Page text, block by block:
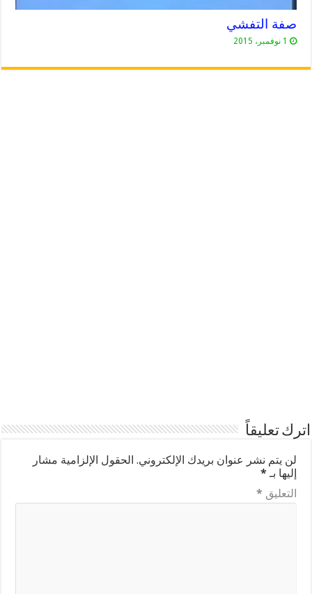
صفة التفشي
1 نوفمبر، 2015
اترك تعليقاً
لن يتم نشر عنوان بريدك الإلكتروني. الحقول الإلزامية مشار
إليها بـ*
التعليق *